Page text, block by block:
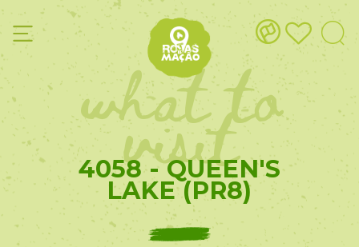
what to
visit
4058 - QUEEN'S
LAKE (PR8)